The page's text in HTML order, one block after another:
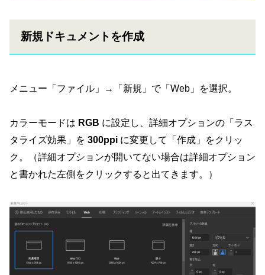
新規ドキュメントを作成
メニュー「ファイル」→「新規」で「Web」を選択。
カラーモードは RGB に設定し、詳細オプションの「ラス
タライズ効果」を 300ppi に変更して「作成」をクリッ
ク。（詳細オプションが開いてない場合は詳細オプション
と書かれた左側をクリックすると出てきます。）